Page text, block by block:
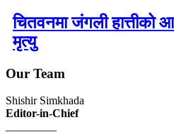
चितवनमा जंगली हात्तीको
मृत्यु
Our Team
Shishir Simkhada
Editor-in-Chief